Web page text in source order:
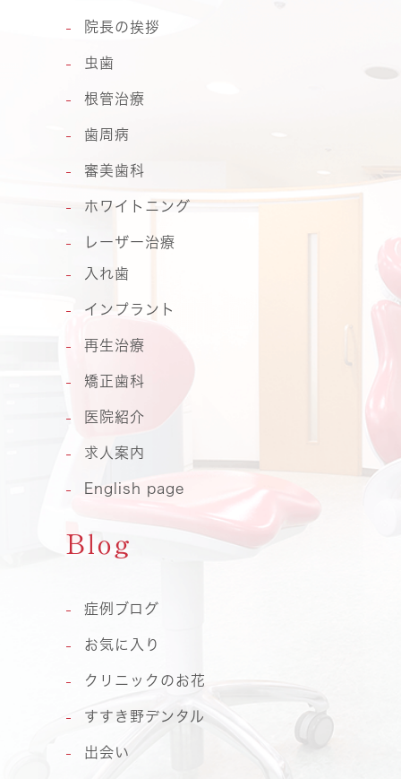
院長の挨拶
虫歯
根管治療
歯周病
審美歯科
ホワイトニング
レーザー治療
入れ歯
インプラント
再生治療
矯正歯科
医院紹介
求人案内
English page
Blog
症例ブログ
お気に入り
クリニックのお花
すすき野デンタル
出会い